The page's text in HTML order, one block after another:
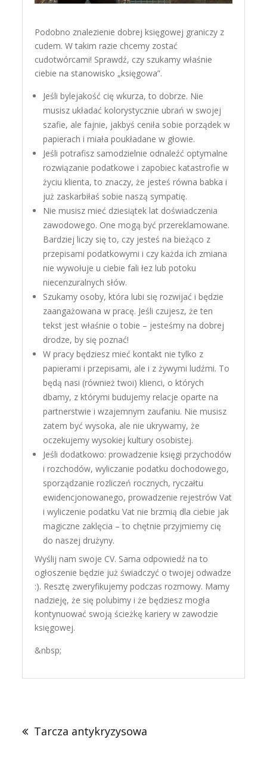
Podobno znalezienie dobrej księgowej graniczy z
cudem. W takim razie chcemy zostać
cudotwórcami! Sprawdź, czy szukamy właśnie
ciebie na stanowisko „księgowa”.
Jeśli bylejakość cię wkurza, to dobrze. Nie
musisz układać kolorystycznie ubrań w swojej
szafie, ale fajnie, jakbyś ceniła sobie porządek w
papierach i miała poukładane w głowie.
Jeśli potrafisz samodzielnie odnaleźć optymalne
rozwiązanie podatkowe i zapobiec katastrofie w
życiu klienta, to znaczy, że jesteś równa babka i
już zaskarbiłaś sobie naszą sympatię.
Nie musisz mieć dziesiątek lat doświadczenia
zawodowego. One mogą być przereklamowane.
Bardziej liczy się to, czy jesteś na bieżąco z
przepisami podatkowymi i czy każda ich zmiana
nie wywołuje u ciebie fali łez lub potoku
niecenzuralnych słów.
Szukamy osoby, która lubi się rozwijać i będzie
zaangażowana w pracę. Jeśli czujesz, że ten
tekst jest właśnie o tobie – jesteśmy na dobrej
drodze, by się poznać!
W pracy będziesz mieć kontakt nie tylko z
papierami i przepisami, ale i z żywymi ludźmi. To
będą nasi (również twoi) klienci, o których
dbamy, z którymi budujemy relacje oparte na
partnerstwie i wzajemnym zaufaniu. Nie musisz
zatem być wysoka, ale nie ukrywamy, że
oczekujemy wysokiej kultury osobistej.
Jeśli dodatkowo: prowadzenie księgi przychodów
i rozchodów, wyliczanie podatku dochodowego,
sporządzanie rozliczeń rocznych, ryczałtu
ewidencjonowanego, prowadzenie rejestrów Vat
i wyliczenie podatku Vat nie brzmią dla ciebie jak
magiczne zaklęcia – to chętnie przyjmiemy cię
do naszej drużyny.
Wyślij nam swoje CV. Sama odpowiedź na to
ogłoszenie będzie już świadczyć o twojej odwadze
:). Resztę zweryfikujemy podczas rozmowy. Mamy
nadzieję, że się polubimy i że będziesz mogła
kontynuować swoją ścieżkę kariery w zawodzie
księgowej.
&nbsp;
wpisu
Tarcza antykryzysowa